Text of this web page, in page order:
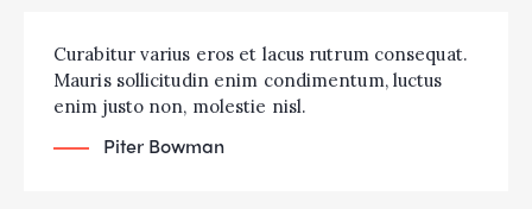
Curabitur varius eros et lacus rutrum consequat.
Mauris sollicitudin enim condimentum, luctus
enim justo non, molestie nisl.
Piter Bowman